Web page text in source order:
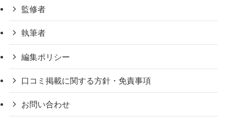
監修者
執筆者
編集ポリシー
口コミ掲載に関する方針・免責事項
お問い合わせ